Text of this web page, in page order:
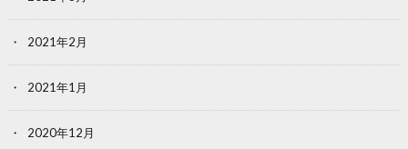
2021年2月
2021年1月
2020年12月